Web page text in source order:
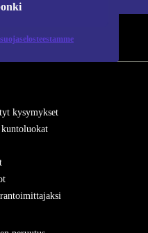
kysymykset